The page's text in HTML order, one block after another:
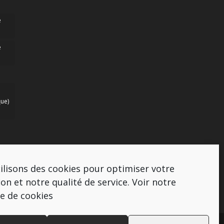
des cookies pour optimiser votre
et notre qualité de service. Voir notre
de cookies